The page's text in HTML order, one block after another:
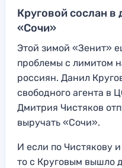
Круговой сослан в
«Сочи»
Этой зимой «Зенит»
проблемы с лимитом
россиян. Данил
свободного агента в
Дмитрия Чистяков
выручать «Сочи».
И если по Чистякову
то с Круговым вышло